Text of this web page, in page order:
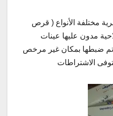
بشرية مختلفة الأنواع ( قرص
مدون عليها عينات
تم ضبطها بمكان غير مرخص
الاشتراطات